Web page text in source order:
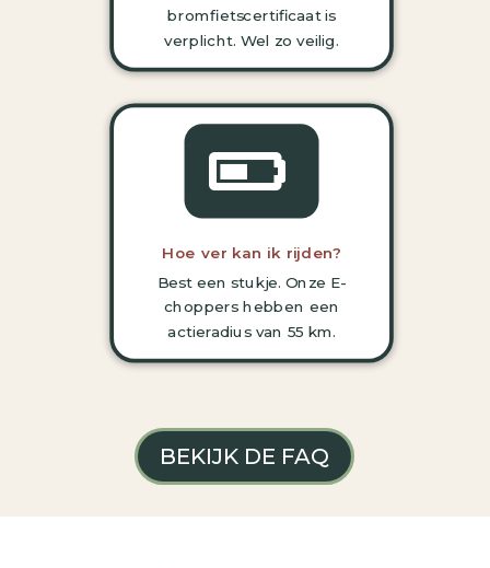
bromfietscertificaat is
verplicht. Wel zo veilig.

Hoe ver kan ik rijden?
Best een stukje. Onze E-
choppers hebben een
actieradius van 55 km.
BEKIJK DE FAQ